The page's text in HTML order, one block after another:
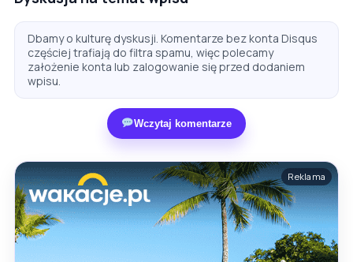
Dbamy o kulturę dyskusji. Komentarze bez konta Disqus
częściej trafiają do filtra spamu, więc polecamy
założenie konta lub zalogowanie się przed dodaniem
wpisu.
Wczytaj komentarze
Reklama